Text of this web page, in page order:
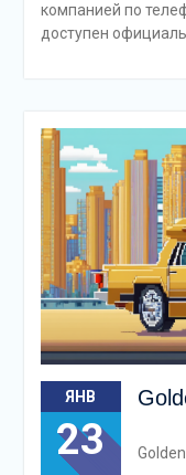
компанией по
доступен
ЯНВ
23